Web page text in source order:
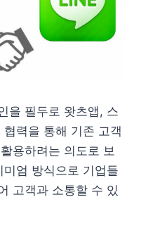
을 필두로 왓츠앱, 스
력을 통해 기존 고객
용하려는 의도로 보
엄 방식으로 기업들
고객과 소통할 수 있